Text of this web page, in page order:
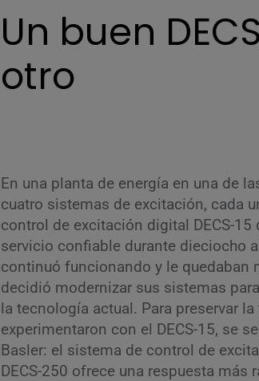
La
de
Un buen
otro
En una planta de energía en una de
cuatro sistemas de excitación, cada
control de excitación digital DECS-15
servicio confiable durante dieciocho
continuó funcionando y le quedaban
decidió modernizar sus sistemas
la tecnología actual. Para preservar
experimentaron con el DECS-15, se
Basler: el sistema de control de
DECS-250 ofrece una respuesta